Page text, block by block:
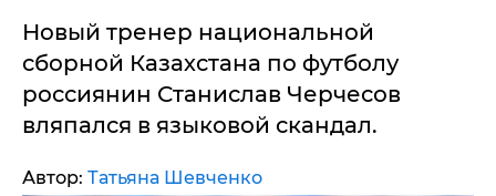
Новый тренер национальной
сборной Казахстана по футболу
россиянин Станислав Черчесов
вляпался в языковой скандал.
Автор: Татьяна Шевченко